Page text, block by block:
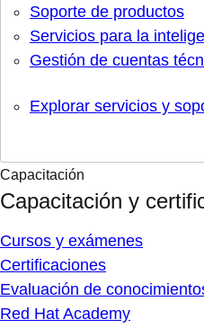
Soporte de productos
Servicios para la
Gestión de cuentas
Explorar servicios y
Capacitación
Capacitación y
Cursos y exámenes
Certificaciones
Evaluación de
Red Hat Academy